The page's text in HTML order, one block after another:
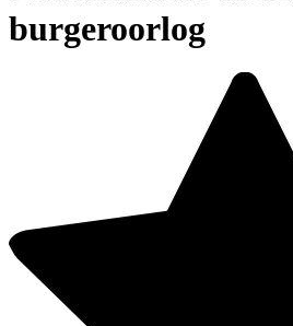
burgeroorlog